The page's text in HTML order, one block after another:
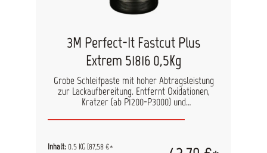
3M Perfect-It Fastcut Plus
Extrem 51816 0,5Kg
Grobe Schleifpaste mit hoher Abtragsleistung
zur Lackaufbereitung. Entfernt Oxidationen,
Kratzer (ab P1200-P3000) und
Vorgänger 3M™ Perfect-it Schleifpaste Plus ist
sich besser abwischen. Verarbeitung: mit der
Inhalt: 0.5 KG(87,58 €*